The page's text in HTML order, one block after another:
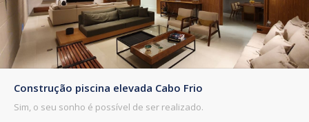
Construção piscina elevada Cabo Frio
Sim, o seu sonho é possível de ser realizado.